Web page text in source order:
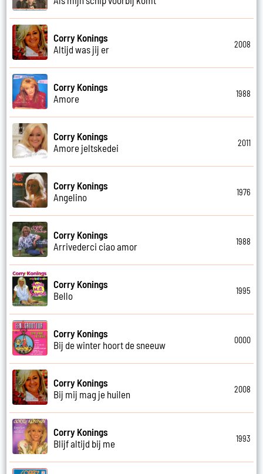
Corry Konings
Altijd was jij er
2008
Corry Konings
Amore
1988
Corry Konings
Amore jeltskedei
2011
Corry Konings
Angelino
1976
Corry Konings
Arrivederci ciao amor
1988
Corry Konings
Bello
1995
Corry Konings
Bij de winter hoort de sneeuw
0000
Corry Konings
Bij mij mag je huilen
2008
Corry Konings
Blijf altijd bij me
1993